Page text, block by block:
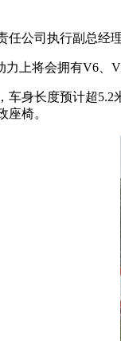
公司执行副总经
将会拥有V6、V8
长度预计超5.2米
座椅。